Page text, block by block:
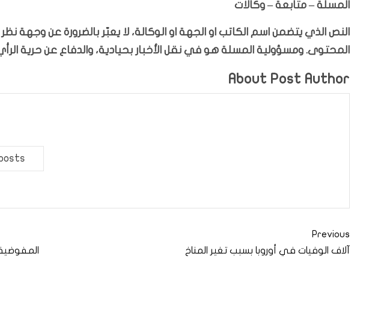
المسلة – متابعة – وكالات
النص الذي يتضمن اسم الكاتب او الجهة او الوكالة، لا يعبّر بالضرورة عن وجهة
المحتوى. ومسؤولية المسلة هو في نقل الأخبار بحيادية، والدفاع عن حرية
About Post Author
Previous
آلاف الوفيات في أوروبا بسبب تغير المناخ